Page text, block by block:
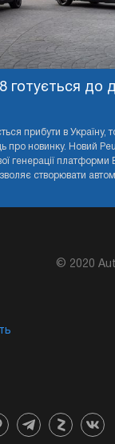
готується до
прибути в Україну,
про новинку. Новий
генерації платформи
створювати
© 2020